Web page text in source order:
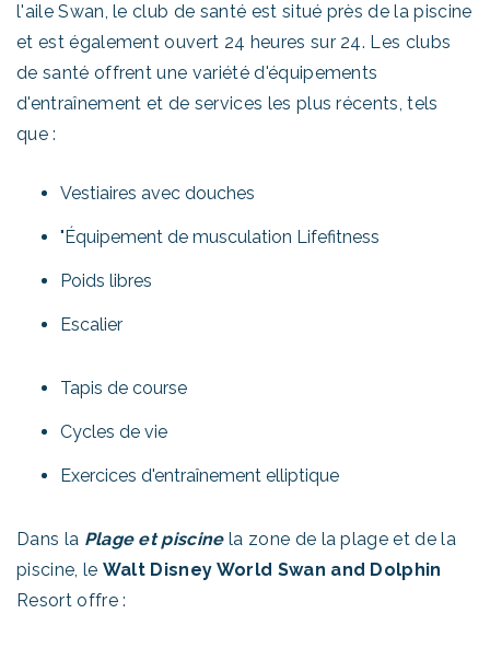
l'aile Swan, le club de santé est situé près de la piscine
et est également ouvert 24 heures sur 24. Les clubs
de santé offrent une variété d'équipements
d'entraînement et de services les plus récents, tels
que :
Vestiaires avec douches
"Équipement de musculation Lifefitness
Poids libres
Escalier
Tapis de course
Cycles de vie
Exercices d'entraînement elliptique
Dans la Plage et piscinela zone de la plage et de la
piscine, le Walt Disney World Swan and Dolphin
Resort offre :